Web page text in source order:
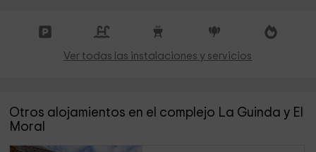
Ver todas las instalaciones y servicios
Otros alojamientos en el complejo La Guinda y El
Moral